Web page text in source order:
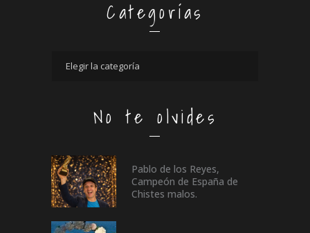
Categorías
No te olvides
Pablo de los Reyes,
Campeón de España de
Chistes malos.